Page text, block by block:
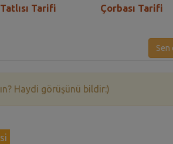
Tarifi
Çorbası Tarifi
Sen
Haydi görüşünü bildir:)